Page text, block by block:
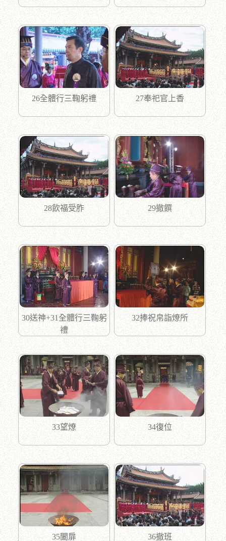
26全體行三鞠躬禮 27奉祀官上香
28飲福受胙 29撤饌
30送神+31全體行三鞠躬
禮
32捧祝帛詣燎所
33望燎 34復位
35闔扉 36撤班